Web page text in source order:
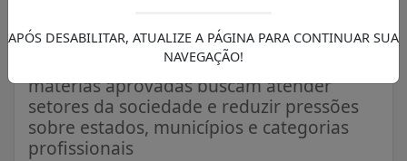
sobre impacto fiscal
Presidente do Senado afirmou que
matérias aprovadas buscam atender
setores da sociedade e reduzir pressões
sobre estados, municípios e categorias
profissionais
APÓS DESABILITAR, ATUALIZE A PÁGINA PARA CONTINUAR SUA
NAVEGAÇÃO!